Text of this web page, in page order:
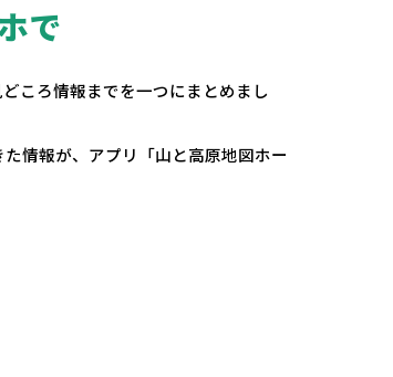
で
ころ情報までを一つにまとめまし
情報が、アプリ「山と高原地図ホー